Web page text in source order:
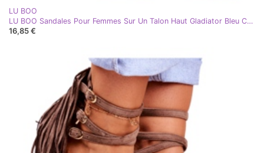
LU BOO
LU BOO Sandales Pour Femmes Sur Un Talon Haut Gladiator Bleu Carnaval
16,85 €